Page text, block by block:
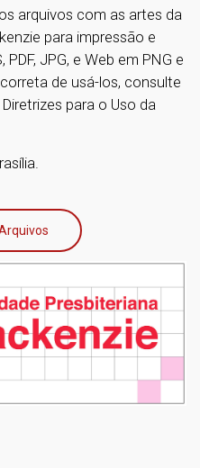
arquivos com as artes da
para impressão e
JPG, e Web em PNG e
de usá-los, consulte
para o Uso da